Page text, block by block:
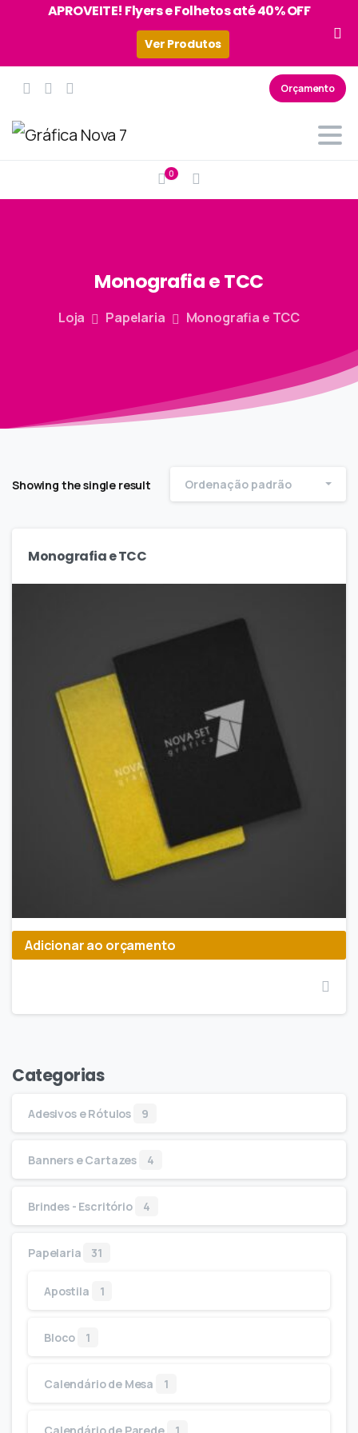
APROVEITE! Flyers e Folhetos até 40% OFF
Ver Produtos
Orçamento
0
MonografiaeTCC
Loja Papelaria Monografia e TCC
Showing the single result Ordenação padrão
Monografia e TCC
Adicionar ao orçamento
Categorias
Adesivos e Rótulos 9
Banners e Cartazes 4
Brindes - Escritório 4
Papelaria 31
Apostila 1
Bloco 1
Calendário de Mesa 1